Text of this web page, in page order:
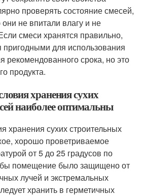
проверять состояние смесей,
не впитали влагу и не
смеси хранятся правильно,
пригодными для использования
рекомендованного срока, но это
продукта.
хранения сухих
наиболее оптимальны
хранения сухих строительных
хорошо проветриваемое
от 5 до 25 градусов по
помещение было защищено от
лучей и экстремальных
хранить в герметичных